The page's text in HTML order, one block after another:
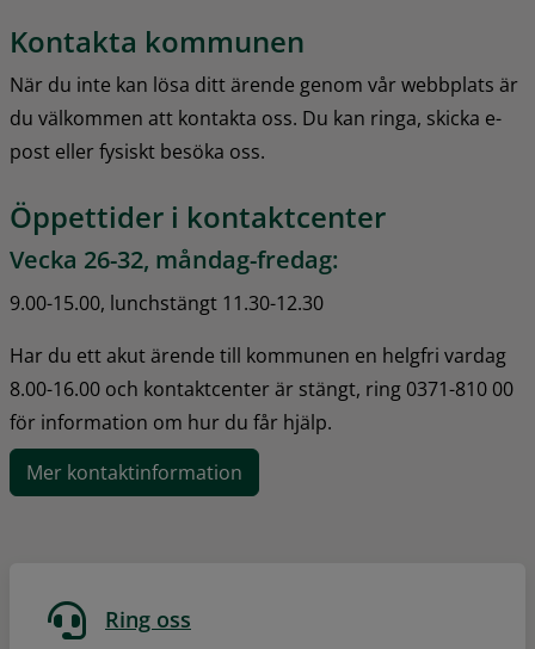
Kontakta kommunen
När du inte kan lösa ditt ärende genom vår webbplats är
du välkommen att kontakta oss. Du kan ringa, skicka e-
post eller fysiskt besöka oss.
Öppettider i kontaktcenter
Vecka 26-32, måndag-fredag:
9.00-15.00, lunchstängt 11.30-12.30
Har du ett akut ärende till kommunen en helgfri vardag
8.00-16.00 och kontaktcenter är stängt, ring 0371-810 00
för information om hur du får hjälp.
Mer kontaktinformation
Ring oss